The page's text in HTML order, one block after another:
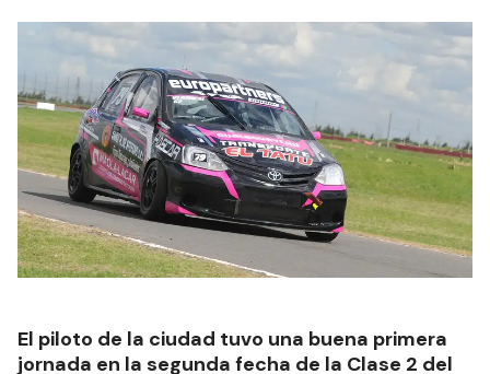
El piloto de la ciudad tuvo una buena primera
jornada en la segunda fecha de la Clase 2 del